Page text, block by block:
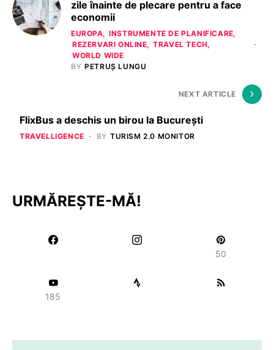
zile înainte de plecare pentru a face
economii
EUROPA
INSTRUMENTE DE PLANIFICARE
REZERVARI ONLINE
TRAVEL TECH
WORLD WIDE
BY PETRUȘ LUNGU
NEXT ARTICLE
FlixBus a deschis un birou la București
TRAVELLIGENCE BY TURISM 2.0 MONITOR
URMĂREȘTE-MĂ!
50
185